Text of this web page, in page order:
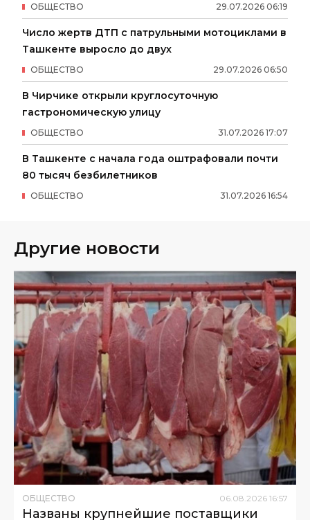
29.07.2026 06:19
ОБЩЕСТВО
Число жертв ДТП с патрульными мотоциклами в
Ташкенте выросло до двух
29.07.2026 06:50
ОБЩЕСТВО
В Чирчике открыли круглосуточную
гастрономическую улицу
31.07.2026 17:07
ОБЩЕСТВО
В Ташкенте с начала года оштрафовали почти
80 тысяч безбилетников
31.07.2026 16:54
ОБЩЕСТВО
Другие новости
ОБЩЕСТВО 06 08 2026 16:57
Названы крупнейшие поставщики